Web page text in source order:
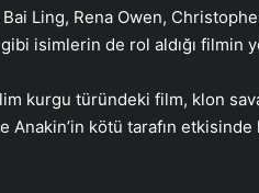
Ling, Rena Owen,
gibi isimlerin de rol aldığı
kurgu türündeki film, klon
kötü tarafın etkisinde